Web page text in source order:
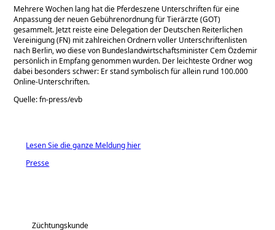
Mehrere Wochen lang hat die Pferdeszene Unterschriften für eine
Anpassung der neuen Gebührenordnung für Tierärzte (GOT)
gesammelt. Jetzt reiste eine Delegation der Deutschen Reiterlichen
Vereinigung (FN) mit zahlreichen Ordnern voller Unterschriftenlisten
nach Berlin, wo diese von Bundeslandwirtschaftsminister Cem Özdemir
persönlich in Empfang genommen wurden. Der leichteste Ordner wog
dabei besonders schwer: Er stand symbolisch für allein rund 100.000
Online-Unterschriften.
Quelle:fn-press/evb
Lesen Sie die ganze Meldung hier
Presse
Züchtungskunde